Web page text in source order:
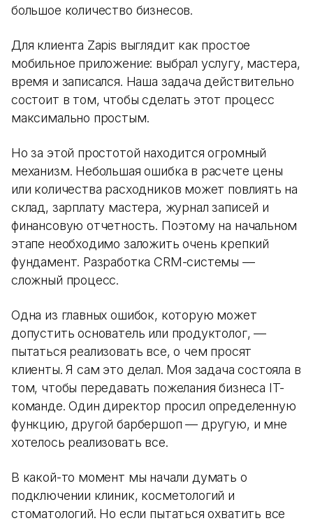
большое количество бизнесов.
Для клиента Zapis выглядит как простое
мобильное приложение: выбрал услугу, мастера,
время и записался. Наша задача действительно
состоит в том, чтобы сделать этот процесс
максимально простым.
Но за этой простотой находится огромный
механизм. Небольшая ошибка в расчете цены
или количества расходников может повлиять на
склад, зарплату мастера, журнал записей и
финансовую отчетность. Поэтому на начальном
этапе необходимо заложить очень крепкий
фундамент. Разработка CRM-системы —
сложный процесс.
Одна из главных ошибок, которую может
допустить основатель или продуктолог, —
пытаться реализовать все, о чем просят
клиенты. Я сам это делал. Моя задача состояла в
том, чтобы передавать пожелания бизнеса IT-
команде. Один директор просил определенную
функцию, другой барбершоп — другую, и мне
хотелось реализовать все.
В какой-то момент мы начали думать о
подключении клиник, косметологий и
стоматологий. Но если пытаться охватить все